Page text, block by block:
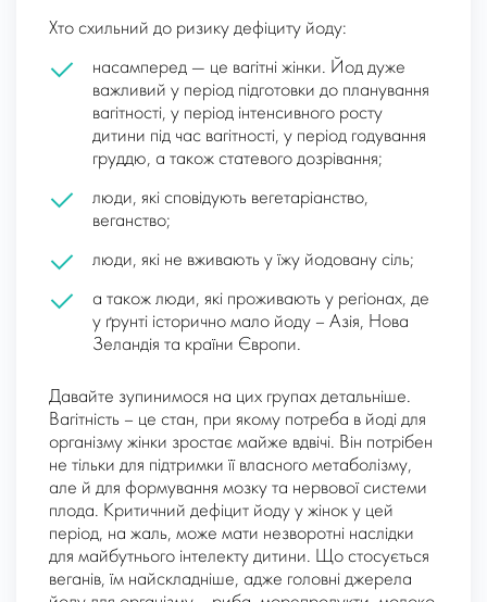
Хто схильний до ризику дефіциту йоду:
насамперед — це вагітні жінки. Йод дуже
важливий у період підготовки до планування
вагітності, у період інтенсивного росту
дитини під час вагітності, у період годування
груддю, а також статевого дозрівання;
люди, які сповідують вегетаріанство,
веганство;
люди, які не вживають у їжу йодовану сіль;
а також люди, які проживають у регіонах, де
у ґрунті історично мало йоду – Азія, Нова
Зеландія та країни Європи.
Давайте зупинимося на цих групах детальніше.
Вагітність – це стан, при якому потреба в йоді для
організму жінки зростає майже вдвічі. Він потрібен
не тільки для підтримки її власного метаболізму,
але й для формування мозку та нервової системи
плода. Критичний дефіцит йоду у жінок у цей
період, на жаль, може мати незворотні наслідки
для майбутнього інтелекту дитини. Що стосується
веганів, їм найскладніше, адже головні джерела